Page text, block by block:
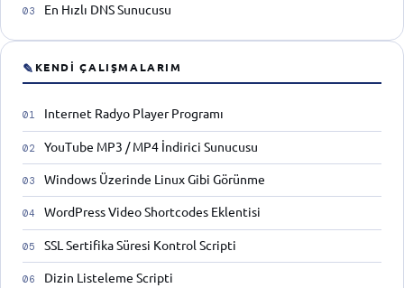
En Hızlı DNS Sunucusu
✎ KENDI ÇALIŞMALARIM
Internet Radyo Player Programı
YouTube MP3 / MP4 İndirici Sunucusu
Windows Üzerinde Linux Gibi Görünme
WordPress Video Shortcodes Eklentisi
SSL Sertifika Süresi Kontrol Scripti
Dizin Listeleme Scripti